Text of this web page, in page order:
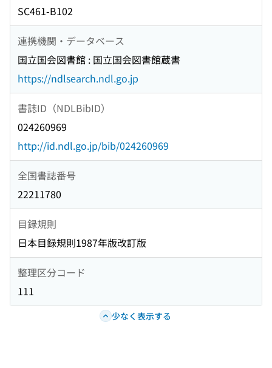
SC461-B102
連携機関・データベース
国立国会図書館 : 国立国会図書館蔵書
https://ndlsearch.ndl.go.jp
書誌ID（NDLBibID）
024260969
http://id.ndl.go.jp/bib/024260969
全国書誌番号
22211780
目録規則
日本目録規則1987年版改訂版
整理区分コード
111
少なく表示する